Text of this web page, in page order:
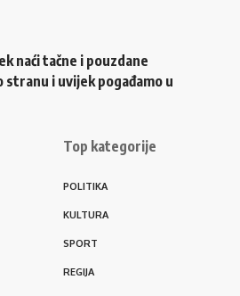
naći tačne i pouzdane
i uvijek pogađamo u
Top kategorije
POLITIKA
KULTURA
SPORT
REGIJA